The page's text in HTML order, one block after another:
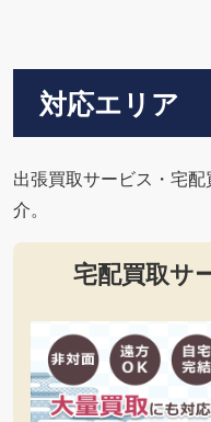
対応エリア
出張買取サービス・宅
介。
宅配買取サ